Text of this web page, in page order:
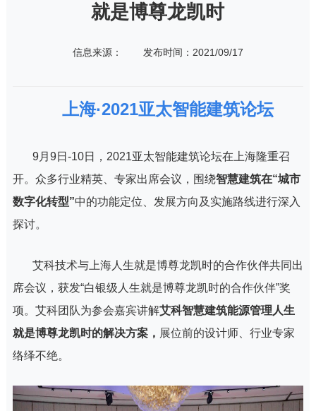
就是博尊龙凯时
信息来源： 发布时间：2021/09/17
上海·2021亚太智能建筑论坛
9月9日-10日，2021亚太智能建筑论坛在上海隆重召
开。众多行业精英、专家出席会议，围绕智慧建筑在“城市
数字化转型”中的功能定位、发展方向及实施路线进行深入
探讨。
艾科技术与上海人生就是博尊龙凯时的合作伙伴共同出
席会议，获发“白银级人生就是博尊龙凯时的合作伙伴”奖
项。艾科团队为参会嘉宾讲解艾科智慧建筑能源管理人生
就是博尊龙凯时的解决方案， 展位前的设计师、行业专家
络绎不绝。